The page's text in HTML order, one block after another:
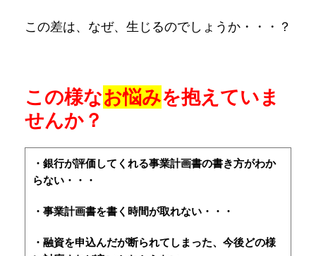
この差は、なぜ、生じるのでしょうか・・・？
この様なお悩みを抱えていま
せんか？
・銀行が評価してくれる事業計画書の書き方がわか
らない・・・
・事業計画書を書く時間が取れない・・・
・融資を申込んだが断られてしまった、今後どの様